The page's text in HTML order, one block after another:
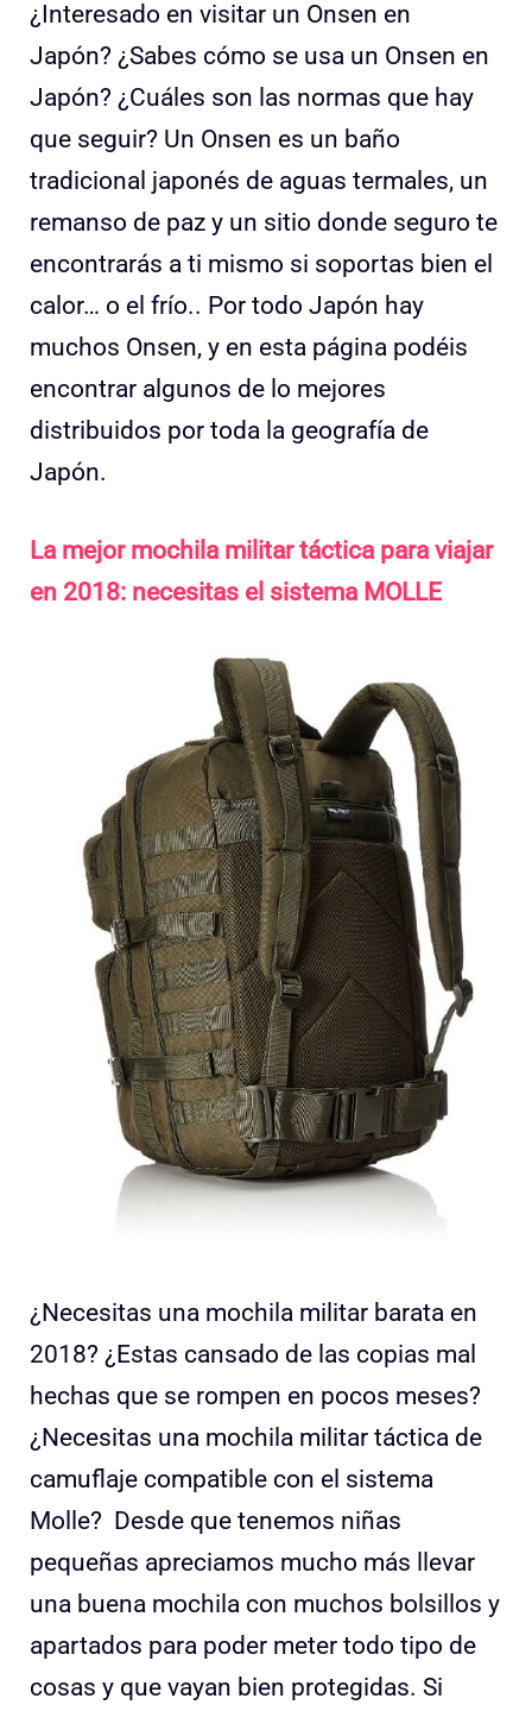
¿Interesado en visitar un Onsen en
Japón? ¿Sabes cómo se usa un Onsen en
Japón? ¿Cuáles son las normas que hay
que seguir? Un Onsen es un baño
tradicional japonés de aguas termales, un
remanso de paz y un sitio donde seguro te
encontrarás a ti mismo si soportas bien el
calor… o el frío.. Por todo Japón hay
muchos Onsen, y en esta página podéis
encontrar algunos de lo mejores
distribuidos por toda la geografía de
Japón.
La mejor mochila militar táctica para viajar
en 2018: necesitas el sistema MOLLE
¿Necesitas una mochila militar barata en
2018? ¿Estas cansado de las copias mal
hechas que se rompen en pocos meses?
¿Necesitas una mochila militar táctica de
camuflaje compatible con el sistema
Molle? Desde que tenemos niñas
pequeñas apreciamos mucho más llevar
una buena mochila con muchos bolsillos y
apartados para poder meter todo tipo de
cosas y que vayan bien protegidas. Si